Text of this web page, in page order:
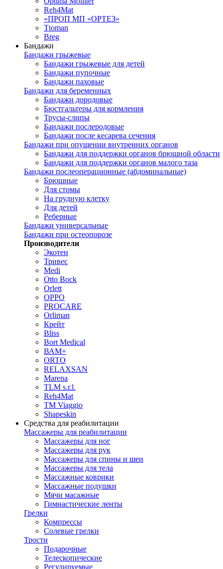
Reh4Mat
«ПРОП МП «ОРТЕЗ»
Ttoman
Breg
Бандажи
Бандажи грыжевые
Бандажи грыжевые для детей
Бандажи пупочные
Бандажи паховые
Бандажи для беременных
Бандажи дородовые
Бюстгальтеры для кормления
Трусы-слипы
Бандажи послеродовые
Бандажи после кесарева сечения
Бандажи при опущении внутренних органов
Бандажи для поддержки органов брюшной области
Бандажи для поддержки органов малого таза
Бандажи послеоперационные (абдоминальные)
Брюшные
Для стомы
На грудную клетку
Для детей
Реберные
Бандажи универсальные
Бандажи при остеопорозе
Производители
Экотен
Тривес
Medi
Otto Bock
Orlett
OPPO
PROCARE
Orliman
Крейт
Bliss
Bort Medical
ВАМ+
ORTO
RELAXSAN
Marena
TLM s.r.l.
Reh4Mat
TM Viaggio
Shapeskin
Средства для реабилитации
Массажеры для реабилитации
Массажеры для ног
Массажеры для рук
Массажеры для спины и шеи
Массажеры для тела
Массажные коврики
Массажные подушки
Мячи масажные
Гимнастические ленты
Грелки
Компрессы
Солевые грелки
Трости
Подарочные
Телескопические
Регулируемые